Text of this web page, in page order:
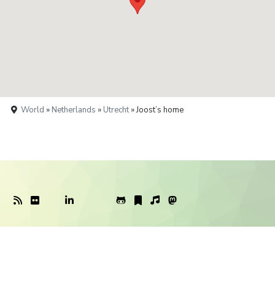
World » Netherlands » Utrecht » Joost’s home